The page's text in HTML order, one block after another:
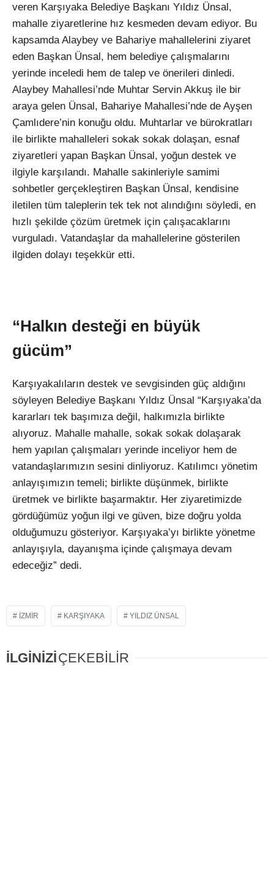
veren Karşıyaka Belediye Başkanı Yıldız Ünsal,
mahalle ziyaretlerine hız kesmeden devam ediyor. Bu
kapsamda Alaybey ve Bahariye mahallelerini ziyaret
eden Başkan Ünsal, hem belediye çalışmalarını
yerinde inceledi hem de talep ve önerileri dinledi.
Alaybey Mahallesi’nde Muhtar Servin Akkuş ile bir
araya gelen Ünsal, Bahariye Mahallesi’nde de Ayşen
Çamlıdere’nin konuğu oldu. Muhtarlar ve bürokratları
ile birlikte mahalleleri sokak sokak dolaşan, esnaf
ziyaretleri yapan Başkan Ünsal, yoğun destek ve
ilgiyle karşılandı. Mahalle sakinleriyle samimi
sohbetler gerçekleştiren Başkan Ünsal, kendisine
iletilen tüm taleplerin tek tek not alındığını söyledi, en
hızlı şekilde çözüm üretmek için çalışacaklarını
vurguladı. Vatandaşlar da mahallelerine gösterilen
ilgiden dolayı teşekkür etti.
“Halkın desteği en büyük
gücüm”
Karşıyakalıların destek ve sevgisinden güç aldığını
söyleyen Belediye Başkanı Yıldız Ünsal “Karşıyaka’da
kararları tek başımıza değil, halkımızla birlikte
alıyoruz. Mahalle mahalle, sokak sokak dolaşarak
hem yapılan çalışmaları yerinde inceliyor hem de
vatandaşlarımızın sesini dinliyoruz. Katılımcı yönetim
anlayışımızın temeli; birlikte düşünmek, birlikte
üretmek ve birlikte başarmaktır. Her ziyaretimizde
gördüğümüz yoğun ilgi ve güven, bize doğru yolda
olduğumuzu gösteriyor. Karşıyaka’yı birlikte yönetme
anlayışıyla, dayanışma içinde çalışmaya devam
edeceğiz” dedi.
IZMIR KARŞIYAKA YILDIZ ÜNSAL
İLGİNİZİÇEKEBİLİR